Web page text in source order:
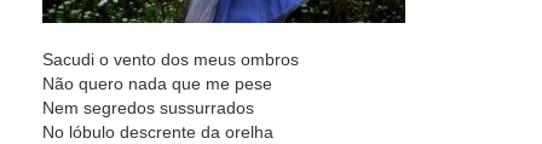
Sacudi o vento dos meus ombros
Não quero nada que me pese
Nem segredos sussurrados
No lóbulo descrente da orelha